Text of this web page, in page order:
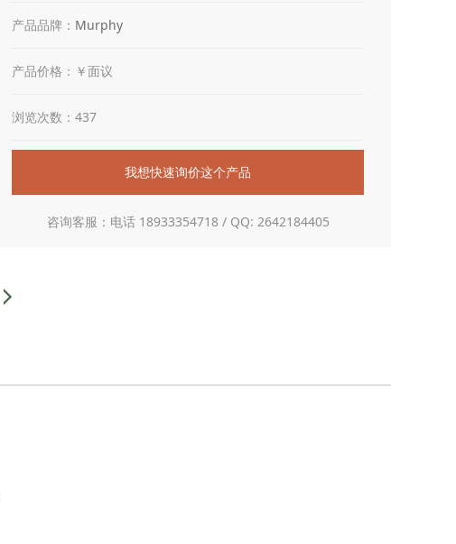
产品品牌： Murphy
产品价格：￥面议
浏览次数：437
我想快速询价这个产品
咨询客服：电话 18933354718 / QQ: 2642184405